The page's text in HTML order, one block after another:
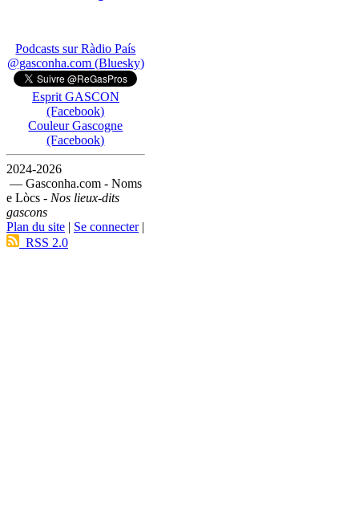
Podcasts sur Ràdio País
@gasconha.com (Bluesky)
Esprit GASCON
(Facebook)
Couleur Gascogne
(Facebook)
2024-2026
— Gasconha.com - Noms
e Lòcs - Nos lieux-dits
gascons
Plan du site | Se connecter|
RSS 2.0